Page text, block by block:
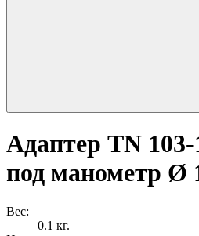
Адаптер TN
под манометр Ø
Вес:
0.1 кг.